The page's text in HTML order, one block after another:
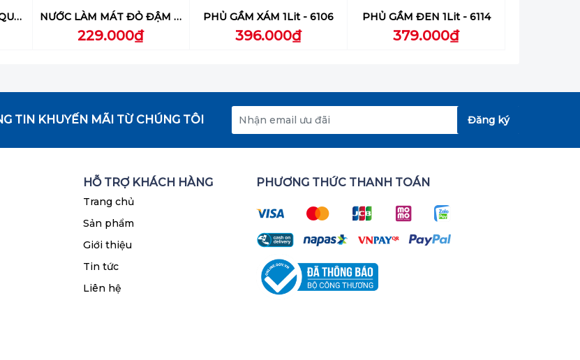
NƯỚC LÀM MÁT ĐỎ LIQUI MOLY (PHA SẴN) - 6924 NƯỚC LÀM MÁT ĐỎ ĐẬM ĐẶC LIQUI MOLY - 21145
229.000₫
PHỦ GẦM XÁM 1Lit - 6106
396.000₫
PHỦ GẦM ĐEN 1Lit - 6114
379.000₫
TIN KHUYẾN MÃI TỪ CHÚNG TÔI Đăng ký
HỖ TRỢ KHÁCH HÀNG
Trang chủ
Sản phẩm
Giới thiệu
Tin tức
Liên hệ
PHƯƠNG THỨC THANH TOÁN